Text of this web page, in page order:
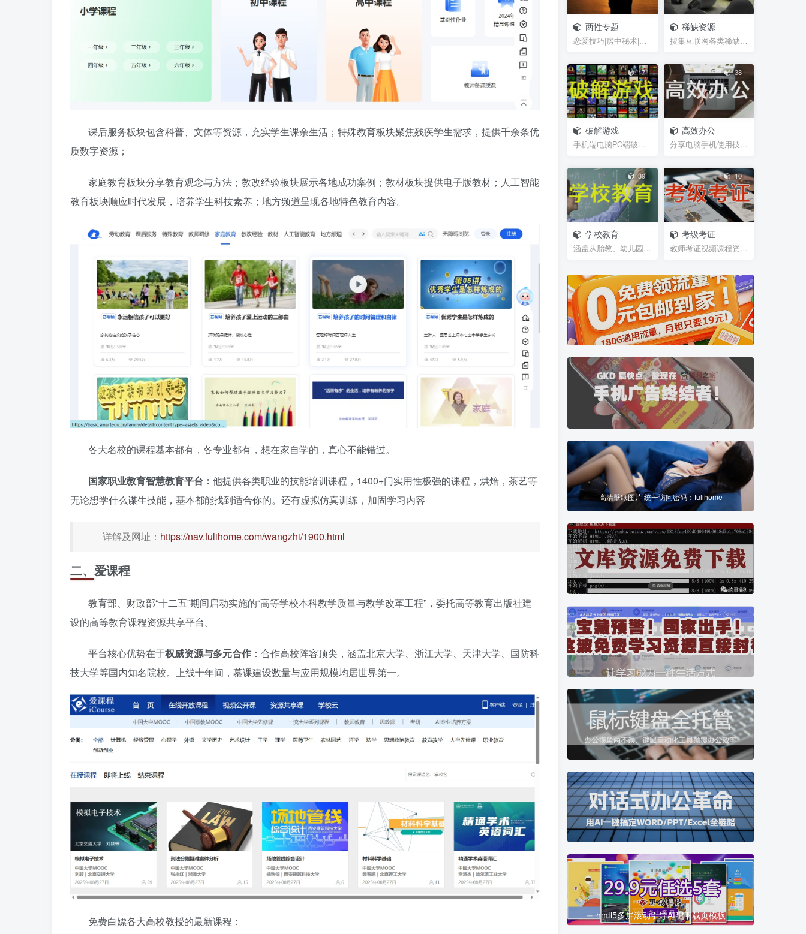
课后服务板块包含科普、文体等资源，充实学生课余生活；特殊教育板块聚焦残疾学生需求，提供千余条优
质数字资源；
家庭教育板块分享教育观念与方法；教改经验板块展示各地成功案例；教材板块提供电子版教材；人工智能
教育板块顺应时代发展，培养学生科技素养；地方频道呈现各地特色教育内容。
各大名校的课程基本都有，各专业都有，想在家自学的，真心不能错过。
国家职业教育智慧教育平台： 他提供各类职业的技能培训课程，1400+门实用性极强的课程，烘焙，茶艺等
无论想学什么谋生技能，基本都能找到适合你的。还有虚拟仿真训练，加固学习内容
详解及网址： https://nav.fulihome.com/wangzhi/1900.html
二、爱课程
教育部、财政部“十二五”期间启动实施的“高等学校本科教学质量与教学改革工程”，委托高等教育出版社建
设的高等教育课程资源共享平台。
平台核心优势在于权威资源与多元合作 ：合作高校阵容顶尖，涵盖北京大学、浙江大学、天津大学、国防科
技大学等国内知名院校。上线十年间，慕课建设数量与应用规模均居世界第一。
免费白嫖各大高校教授的最新课程：
两性专题
恋爱技巧|房中秘术|聊天话术|脱单救急|男性能力锻炼...
稀缺资源
搜集互联网各类稀缺视频、图片、书籍等资源
17
破解游戏
手机端电脑PC端破解游戏，经典游戏
38
高效办公
分享电脑手机使用技巧，及辅助软件插件等小工具，帮...
39
学校教育
涵盖从胎教、幼儿园、学前班、小学、初中、高中、大...
10
考级考证
教师考证视频课程资源，笔试试题，面试攻略等等网盘...
高清壁纸图片 统一访问密码：fulihome
hmtl5多屏滚动引导APP下载页模板